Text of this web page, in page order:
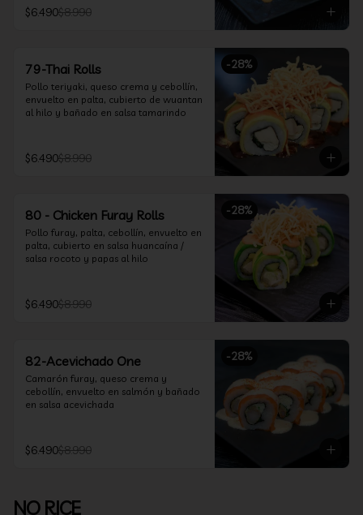
$6.490$8.990
-28%
79-Thai Rolls
Pollo teriyaki, queso crema y cebollín,
envuelto en palta, cubierto de wuantan
al hilo y bañado en salsa tamarindo
$6.490$8.990
-28%
80 - Chicken Furay Rolls
Pollo furay, palta, cebollín, envuelto en
palta, cubierto en salsa huancaína /
salsa rocoto y papas al hilo
$6.490$8.990
-28%
82-Acevichado One
Camarón furay, queso crema y
cebollín, envuelto en salmón y bañado
en salsa acevichada
$6.490$8.990
NO RICE